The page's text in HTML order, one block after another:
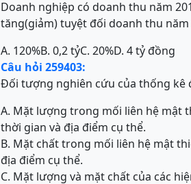
Doanh nghiệp có doanh thu năm
tăng(giảm) tuyệt đối doanh thu năm
A. 120%B. 0,2 tỷC. 20%D. 4 tỷ đồng
Câu hỏi 259403:
Đối tượng nghiên cứu của thống kê
A. Mặt lượng trong mối liên hệ mật
thời gian và địa điểm cụ thể.
B. Mặt chất trong mối liên hệ mật
địa điểm cụ thể.
C. Mặt lượng và mặt chất của các